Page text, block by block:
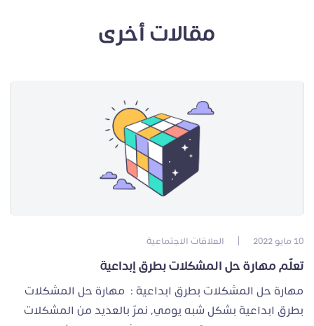
مقالات أخرى
10 مايو 2022 العلاقات الاجتماعية
تعلّم مهارة حل المشكلات بطرق إبداعية
مهارة حل المشكلات بطرق ابداعية : مهارة حل المشكلات
بطرق ابداعية بشكل شبه يومي، نمرّ بالعديد من المشكلات